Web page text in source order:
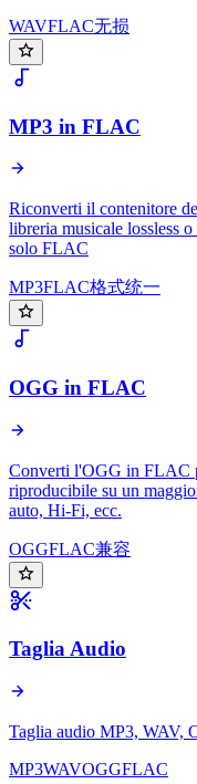
WAVFLAC无损
MP3 in FLAC
Riconverti il contenitore
libreria musicale lossless
solo FLAC
MP3FLAC格式统一
OGG in FLAC
Converti l'OGG in FLAC
riproducibile su un
auto, Hi-Fi, ecc.
OGGFLAC兼容
Taglia Audio
Taglia audio MP3, WAV,
MP3WAVOGGFLAC